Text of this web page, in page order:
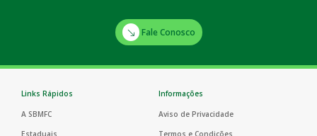
Fale Conosco
Links Rápidos
A SBMFC
Informações
Aviso de Privacidade